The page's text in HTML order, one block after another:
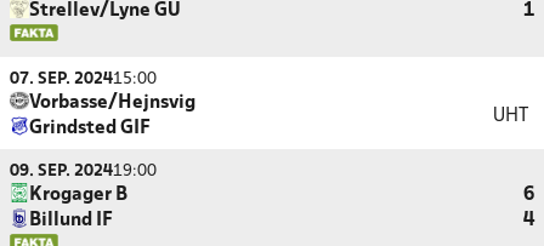
Strellev/Lyne GU
1
07. SEP. 202415:00
Vorbasse/Hejnsvig
Grindsted GIF
UHT
09. SEP. 202419:00
Krogager B
6
Billund IF
4